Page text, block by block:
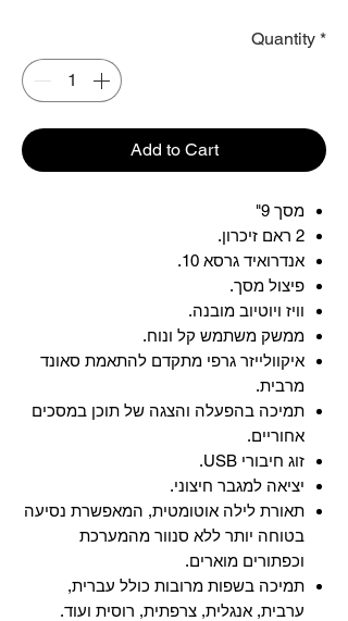
Quantity *
Add to Cart
מסך 9"
2 ראם זיכרון.
אנדרואיד גרסא 10.
פיצול מסך.
וויז ויוטיוב מובנה.
ממשק משתמש קל ונוח.
איקוולייזר גרפי מתקדם להתאמת סאונד
מרבית.
תמיכה בהפעלה והצגה של תוכן במסכים
אחוריים.
זוג חיבורי USB.
יציאה למגבר חיצוני.
תאורת לילה אוטומטית, המאפשרת נסיעה
בטוחה יותר ללא סנוור מהמערכת
וכפתורים מוארים.
תמיכה בשפות מרובות כולל עברית,
ערבית, אנגלית, צרפתית, רוסית ועוד.